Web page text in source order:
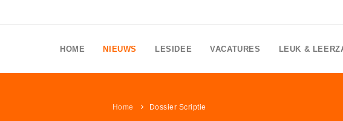
HOME NIEUWS LESIDEE VACATURES LEUK &
Home Dossier Scriptie